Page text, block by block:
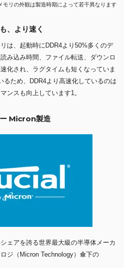
モリの外観は製造時期によって若干異なります
、より速く
は、起動時にDDR4より50%多くのデ
み込み時間、ファイル転送、ダウンロ
化され、ラグタイムも短くなっていま
るため、DDR4より高速化しているのは
ンスも向上しています1。
ー Micron製造
ェアを誇る世界最大級の半導体メーカ
ジ（Micron Technology）傘下の